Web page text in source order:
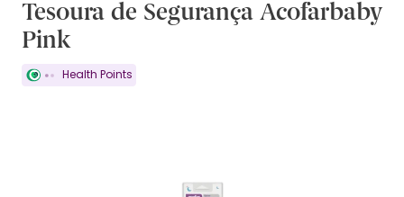
Tesoura de Segurança Acofarbaby
Pink
Health Points